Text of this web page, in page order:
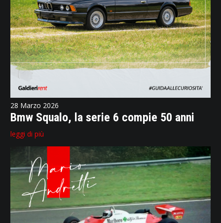
28 Marzo 2026
Bmw Squalo, la serie 6 compie 50 anni
leggi di più